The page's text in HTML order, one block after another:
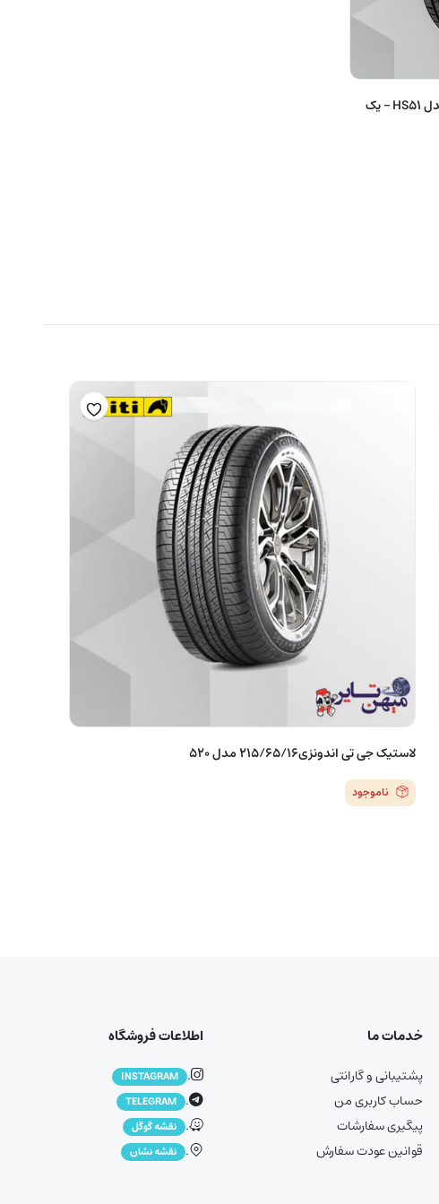
لاستیک کومهو کره 225/60/16 مدل HS51 – یک
لاستیک جی تی اندونزی۲۱۵/۶۵/۱۶ مدل ۵۲۰
ناموجود
خدمات ما
پشتیبانی و گارانتی
حساب کاربری من
پیگیری سفارشات
قوانین عودت سفارش
اطلاعات فروشگاه
.
INSTAGRAM
.
TELEGRAM
. نقشه گوگل
. نقشه نشان